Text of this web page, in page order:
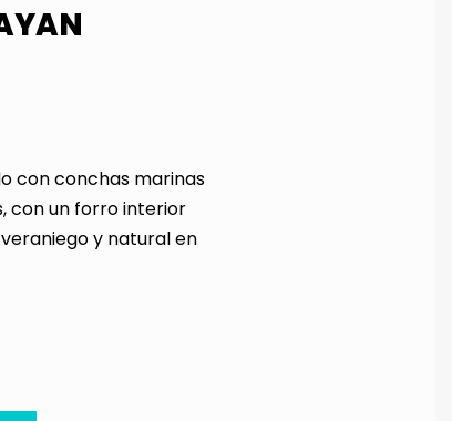
con conchas marinas
con un forro interior
y natural en